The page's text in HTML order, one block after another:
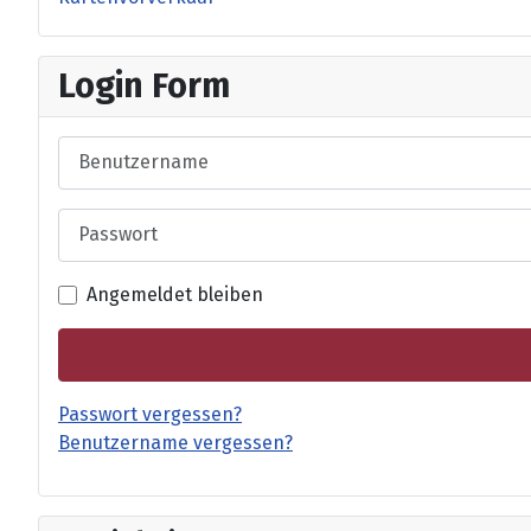
Login Form
Angemeldet bleiben
Passwort vergessen?
Benutzername vergessen?